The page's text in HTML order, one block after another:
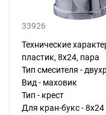
33926
Технические
пластик, 8х24, пара
Тип смесителя -
Вид - маховик
Тип - крест
Для кран-букс - 8х24